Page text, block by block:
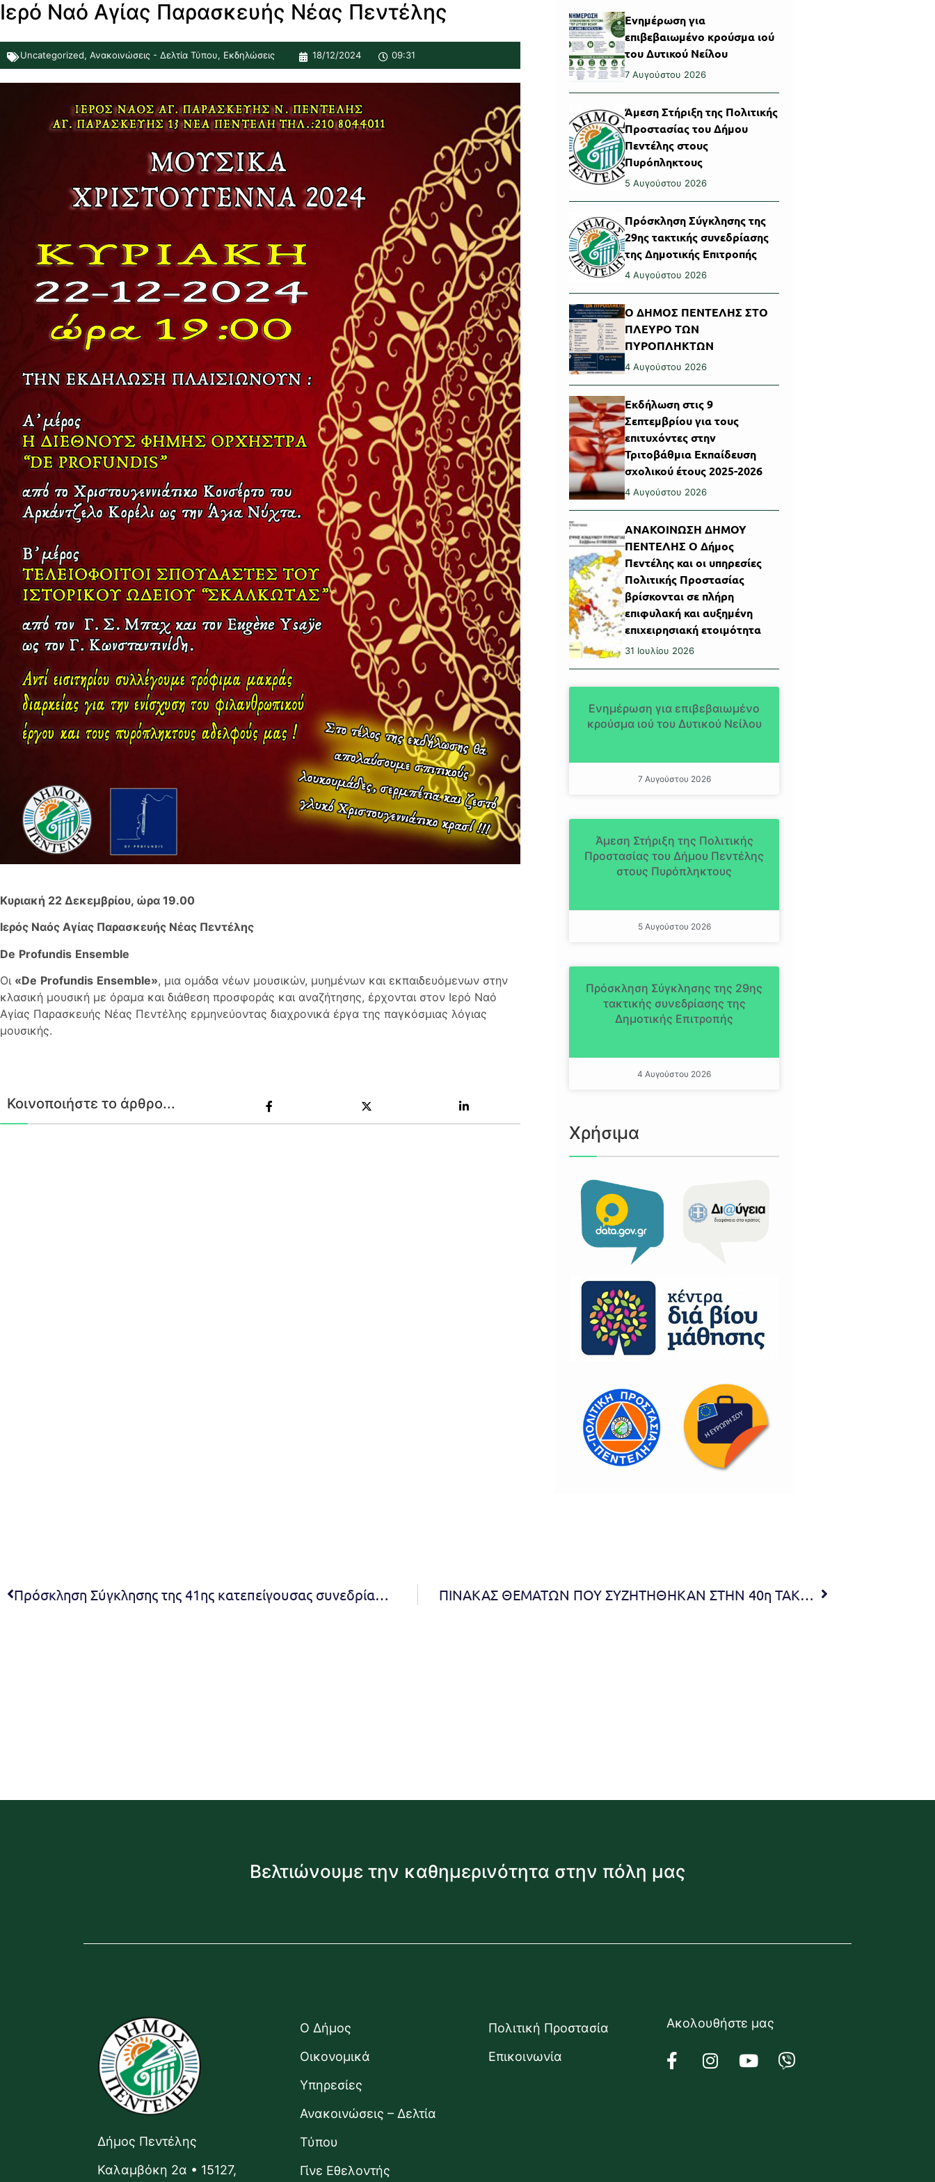
Ιερό Ναό Αγίας Παρασκευής Νέας Πεντέλης
Uncategorized, Ανακοινώσεις - Δελτία Τύπου, Εκδηλώσεις 18/12/2024 09:31
Κυριακή 22 Δεκεμβρίου, ώρα 19.00
Ιερός Ναός Αγίας Παρασκευής Νέας Πεντέλης
De Profundis Ensemble
Οι «De Profundis Ensemble», μια ομάδα νέων μουσικών, μυημένων και εκπαιδευόμενων στην
κλασική μουσική με όραμα και διάθεση προσφοράς και αναζήτησης, έρχονται στον Ιερό Ναό
Αγίας Παρασκευής Νέας Πεντέλης ερμηνεύοντας διαχρονικά έργα της παγκόσμιας λόγιας
μουσικής.
Κοινοποιήστε το άρθρο...
Ενημέρωση για
επιβεβαιωμένο κρούσμα ιού
του Δυτικού Νείλου
7 Αυγούστου 2026
Άμεση Στήριξη της Πολιτικής
Προστασίας του Δήμου
Πεντέλης στους
Πυρόπληκτους
5 Αυγούστου 2026
Πρόσκληση Σύγκλησης της
29ης τακτικής συνεδρίασης
της Δημοτικής Επιτροπής
4 Αυγούστου 2026
Ο ΔΗΜΟΣ ΠΕΝΤΕΛΗΣ ΣΤΟ
ΠΛΕΥΡΟ ΤΩΝ
ΠΥΡΟΠΛΗΚΤΩΝ
4 Αυγούστου 2026
Εκδήλωση στις 9
Σεπτεμβρίου για τους
επιτυχόντες στην
Τριτοβάθμια Εκπαίδευση
σχολικού έτους 2025-2026
4 Αυγούστου 2026
ΑΝΑΚΟΙΝΩΣΗ ΔΗΜΟΥ
ΠΕΝΤΕΛΗΣ Ο Δήμος
Πεντέλης και οι υπηρεσίες
Πολιτικής Προστασίας
βρίσκονται σε πλήρη
επιφυλακή και αυξημένη
επιχειρησιακή ετοιμότητα
31 Ιουλίου 2026
Ενημέρωση για επιβεβαιωμένο
κρούσμα ιού του Δυτικού Νείλου
7 Αυγούστου 2026
Άμεση Στήριξη της Πολιτικής
Προστασίας του Δήμου Πεντέλης
στους Πυρόπληκτους
5 Αυγούστου 2026
Πρόσκληση Σύγκλησης της 29ης
τακτικής συνεδρίασης της
Δημοτικής Επιτροπής
4 Αυγούστου 2026
Χρήσιμα
Πρόσκληση Σύγκλησης της 41ης κατεπείγουσας συνεδρίασης της Δημοτικής Επιτροπής. ΠΙΝΑΚΑΣ ΘΕΜΑΤΩΝ ΠΟΥ ΣΥΖΗΤΗΘΗΚΑΝ ΣΤΗΝ 40η ΤΑΚΤΙΚΗ ΣΥΝΕΔΡΙΑΣΗ ΔΙΑ ΖΩΣΗΣ ΤΗΣ ΔΗΜΟΤΙΚΗΣ ΕΠΙΤΡΟΠΗΣ
Βελτιώνουμε την καθημερινότητα στην πόλη μας
Δήμος Πεντέλης
Καλαμβόκη 2α • 15127,
Ο Δήμος
Οικονομικά
Υπηρεσίες
Ανακοινώσεις – Δελτία
Τύπου
Γίνε Εθελοντής
Πολιτική Προστασία
Επικοινωνία
Ακολουθήστε μας